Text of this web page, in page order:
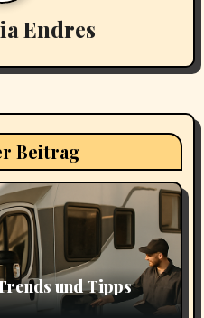
Endres
Beitrag
und Tipps